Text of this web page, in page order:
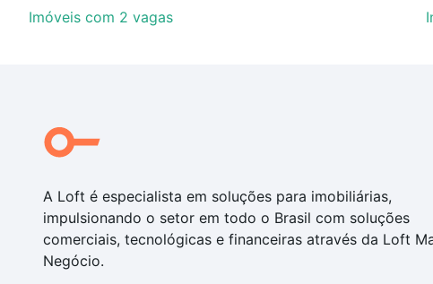
Imóveis com 2 vagas
A Loft é especialista em soluções para imobiliárias,
impulsionando o setor em todo o Brasil com soluções
comerciais, tecnológicas e financeiras através da Loft
Negócio.